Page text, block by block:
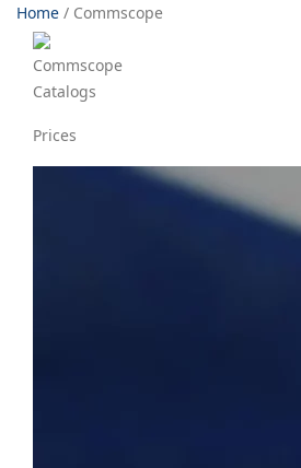
Home / Commscope
Commscope
Catalogs
Prices